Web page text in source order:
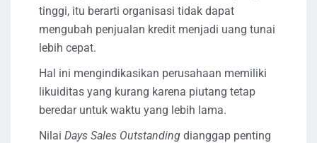
tinggi, itu berarti organisasi tidak dapat
mengubah penjualan kredit menjadi uang tunai
lebih cepat.
Hal ini mengindikasikan perusahaan memiliki
likuiditas yang kurang karena piutang tetap
beredar untuk waktu yang lebih lama.
Nilai Days Sales Outstanding dianggap penting